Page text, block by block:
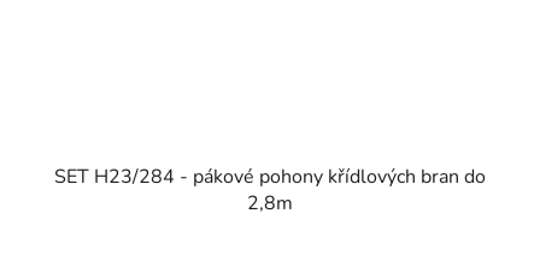
SET H23/284 - pákové pohony křídlových bran do
2,8m